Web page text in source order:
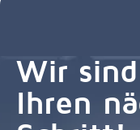
Wir
Ihren